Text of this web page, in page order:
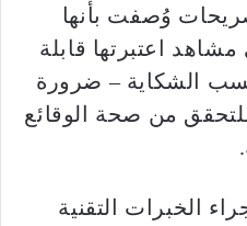
وُصفت بأنها
اعتبرتها قابلة
الشكاية – ضرورة
من صحة الوقائع
الخبرات التقنية